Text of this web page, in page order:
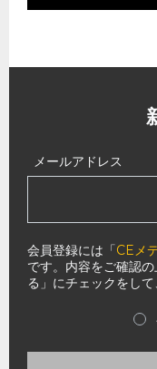
メールアドレス
会員登録には「CEメ
です。内容をご確認
る」にチェックをして